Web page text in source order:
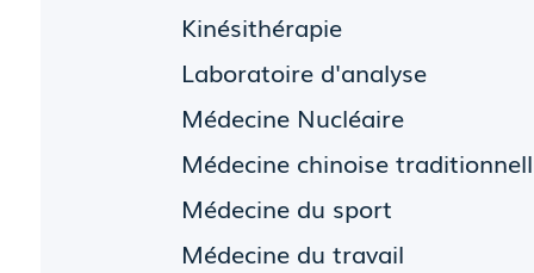
Kinésithérapie
Laboratoire d'analyse
Médecine Nucléaire
Médecine chinoise
Médecine du sport
Médecine du travail